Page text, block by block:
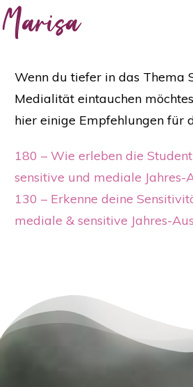
Marisa
Wenn du tiefer in das Thema
Medialität eintauchen
hier einige Empfehlungen für
180 – Wie erleben die
sensitive und mediale Jahres-
130 – Erkenne deine
mediale & sensitive Jahres-